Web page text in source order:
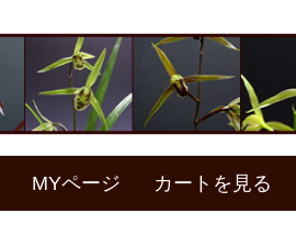
MYページ カートを見る